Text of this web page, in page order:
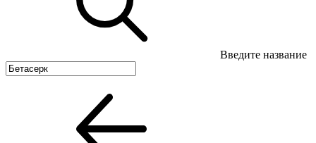
Введите название